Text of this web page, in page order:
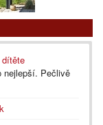
nejlepší. Pečlivě